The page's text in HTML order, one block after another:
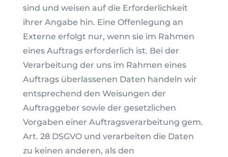
sind und weisen auf die Erforderlichkeit
ihrer Angabe hin. Eine Offenlegung an
Externe erfolgt nur, wenn sie im Rahmen
eines Auftrags erforderlich ist. Bei der
Verarbeitung der uns im Rahmen eines
Auftrags überlassenen Daten handeln wir
entsprechend den Weisungen der
Auftraggeber sowie der gesetzlichen
Vorgaben einer Auftragsverarbeitung gem.
Art. 28 DSGVO und verarbeiten die Daten
zu keinen anderen, als den